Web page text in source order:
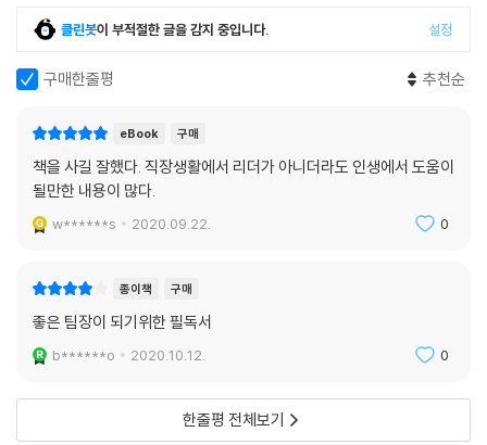
내 인지도가 높은 베스트셀러 저자들을 포함한 많은 유명 사상가와 비즈니
스 리더의 찬사를 받으며 소개되었다. 유능한 조직관리 전문가이자 베스트
셀러 작가인 저자가 <하버드비즈니스리뷰>에 써온 기사를 바탕으로 한
이 책은 매우 개인적이고 일상적인 사례를 들어 설명하고 있어 부담 없이
어 팀장이라면 조직 내에서 반드시 맞닥뜨리게 되는 여러 어려운 상황들에
맞춤한 현실적인 조언을 다정히 건넨다.
지금, 하기 힘든 대화를 나누고, 사람들에게 책임의식을 심어주고, 가장 중
루고 비로소 혁신과 성장으로 나아갈 것이다.
클린봇이 부적절한 글을 감지 중입니다. 설정
구매한줄평 추천순
eBook 구매
책을 사길 잘했다. 직장생활에서 리더가 아니더라도 인생에서 도움이
될만한 내용이 많다.
w******s 2020.09.22. 0
종이책 구매
좋은 팀장이 되기위한 필독서
b******o 2020.10.12. 0
한줄평 전체보기